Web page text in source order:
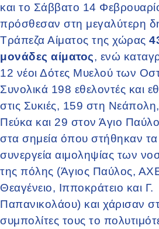
και το Σάββατο 14
πρόσθεσαν στη μεγαλύτερη
Τράπεζα Αίματος της χώρας
μονάδες αίματος, ενώ
12 νέοι Δότες Μυελού των
Συνολικά 198 εθελοντές και
στις Συκιές, 159 στη
Πεύκα και 29 στον Άγιο
στα σημεία όπου στήθηκαν τα
συνεργεία αιμοληψίας των
της πόλης (Άγιος Παύλος,
Θεαγένειο, Ιπποκράτειο και Γ.
Παπανικολάου) και χάρισαν
συμπολίτες τους το